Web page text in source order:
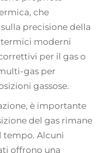
che
precisione della
termici moderni
per il gas o
gas per
gassose.
è importante
del gas rimane
tempo. Alcuni
offrono una